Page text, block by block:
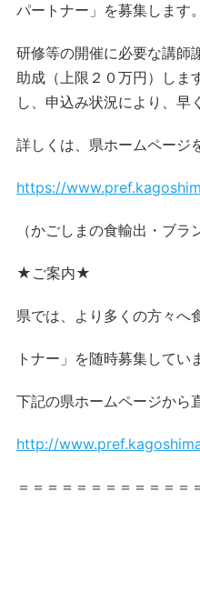
パートナー」を募集します。
研修等の開催に必要な講師
助成（上限２０万円）しま
し、申込み状況により、早
詳しくは、県ホームページ
https://
（かごしまの食輸出・ブラ
★ご案内★
県では、より多くの方々へ
トナー」を随時募集して
下記の県ホームページから
http://
＝＝＝＝＝＝＝＝＝＝＝＝